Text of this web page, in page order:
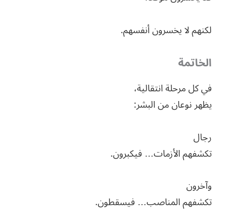
لكنهم لا يخسرون أنفسهم.
الخاتمة
في كل مرحلة انتقالية،
يظهر نوعان من البشر:
رجال
تكشفهم الأزمات… فيكبرون.
وآخرون
تكشفهم المناصب… فيسقطون.